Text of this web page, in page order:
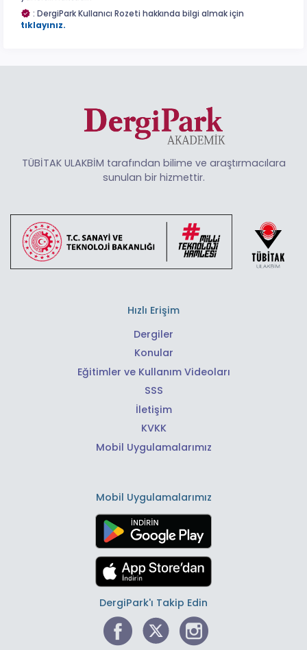
: DergiPark Kullanıcı Rozeti hakkında bilgi almak için
tıklayınız.
TÜBİTAK ULAKBİM tarafından bilime ve araştırmacılara
sunulan bir hizmettir.
Hızlı Erişim
Dergiler
Konular
Eğitimler ve Kullanım Videoları
SSS
İletişim
KVKK
Mobil Uygulamalarımız
Mobil Uygulamalarımız
DergiPark'ı Takip Edin